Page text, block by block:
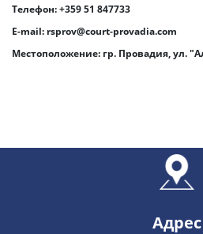
Телефон:+359 51 847733
E-mail: rsprov@court-provadia.com
Местоположение: гр. Провадия, ул.
Адрес